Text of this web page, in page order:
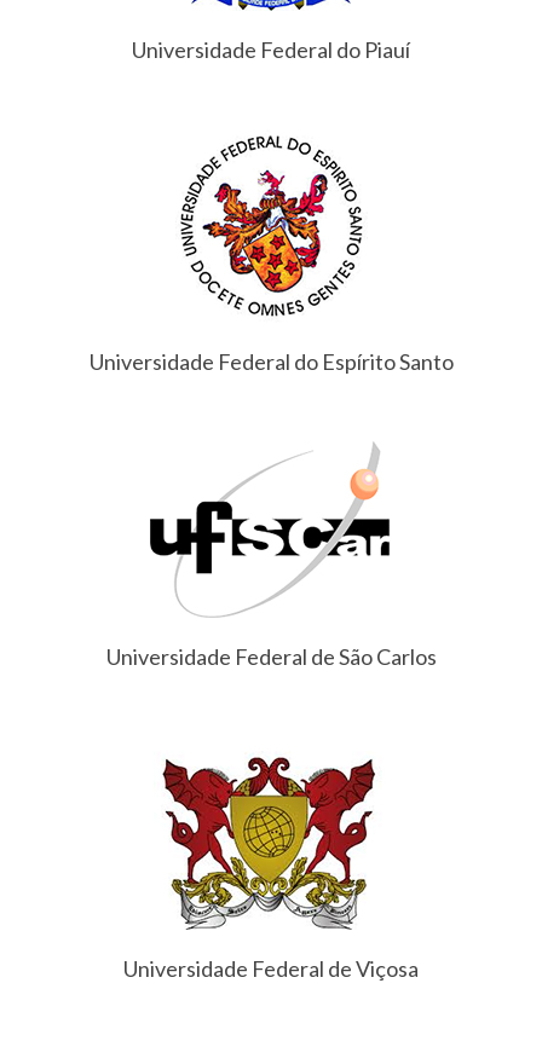
Universidade Federal do Piauí
Universidade Federal do Espírito Santo
Universidade Federal de São Carlos
Universidade Federal de Viçosa